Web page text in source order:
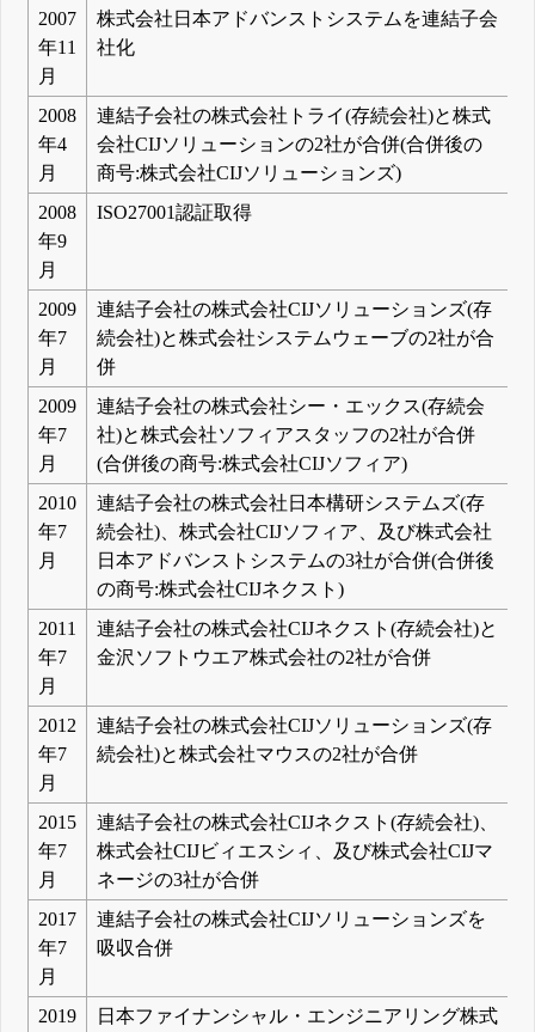
2007
年11
月
株式会社日本アドバンストシステムを連結子会
社化
2008
年4
月
連結子会社の株式会社トライ(存続会社)と株式
会社CIJソリューションの2社が合併(合併後の
商号:株式会社CIJソリューションズ)
2008
年9
月
ISO27001認証取得
2009
年7
月
連結子会社の株式会社CIJソリューションズ(存
続会社)と株式会社システムウェーブの2社が合
併
2009
年7
月
連結子会社の株式会社シー・エックス(存続会
社)と株式会社ソフィアスタッフの2社が合併
(合併後の商号:株式会社CIJソフィア)
2010
年7
月
連結子会社の株式会社日本構研システムズ(存
続会社)、株式会社CIJソフィア、及び株式会社
日本アドバンストシステムの3社が合併(合併後
の商号:株式会社CIJネクスト)
2011
年7
月
連結子会社の株式会社CIJネクスト(存続会社)と
金沢ソフトウエア株式会社の2社が合併
2012
年7
月
連結子会社の株式会社CIJソリューションズ(存
続会社)と株式会社マウスの2社が合併
2015
年7
月
連結子会社の株式会社CIJネクスト(存続会社)、
株式会社CIJビィエスシィ、及び株式会社CIJマ
ネージの3社が合併
2017
年7
月
連結子会社の株式会社CIJソリューションズを
吸収合併
2019
日本ファイナンシャル・エンジニアリング株式